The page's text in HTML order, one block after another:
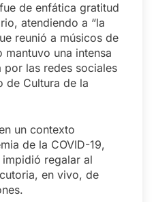
de enfática gratitud
atendiendo a “la
reunió a músicos de
una intensa
por las redes sociales
de Cultura de la
un contexto
de la COVID-19,
regalar al
en vivo, de